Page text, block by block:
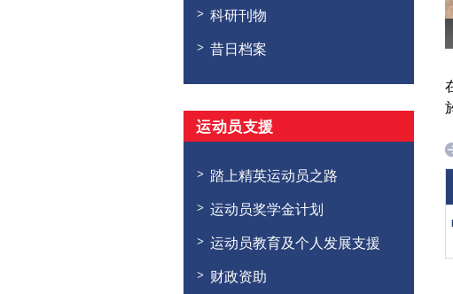
科研刊物
昔日档案
运动员支援
踏上精英运动员之路
运动员奖学金计划
运动员教育及个人发展支援
财政资助